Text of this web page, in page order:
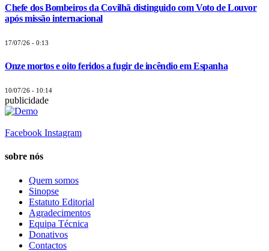
Chefe dos Bombeiros da Covilhã distinguido com Voto de Louvor
após missão internacional
17/07/26 - 0:13
Onze mortos e oito feridos a fugir de incêndio em Espanha
10/07/26 - 10:14
publicidade
Facebook Instagram
sobre nós
Quem somos
Sinopse
Estatuto Editorial
Agradecimentos
Equipa Técnica
Donativos
Contactos